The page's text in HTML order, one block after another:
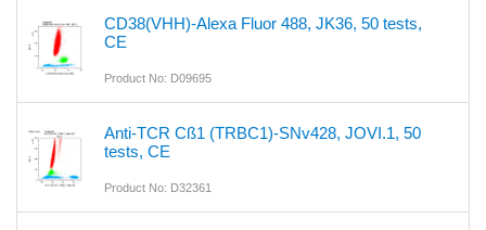
CD38(VHH)-Alexa Fluor 488, JK36, 50 tests,
CE
Product No: D09695
Anti-TCR Cß1 (TRBC1)-SNv428, JOVI.1, 50
tests, CE
Product No: D32361